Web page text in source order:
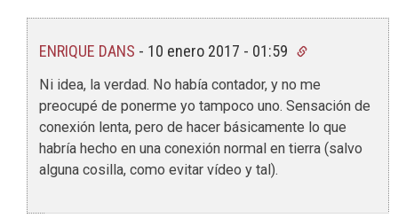
ENRIQUE DANS - 10 enero 2017 - 01:59
Ni idea, la verdad. No había contador, y no me
preocupé de ponerme yo tampoco uno. Sensación de
conexión lenta, pero de hacer básicamente lo que
habría hecho en una conexión normal en tierra (salvo
alguna cosilla, como evitar vídeo y tal).